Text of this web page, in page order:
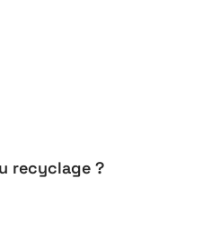
recyclage ?